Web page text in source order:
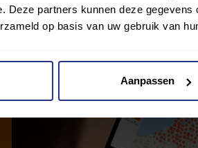
Deze partners kunnen deze
op basis van uw gebruik van
Aanpassen